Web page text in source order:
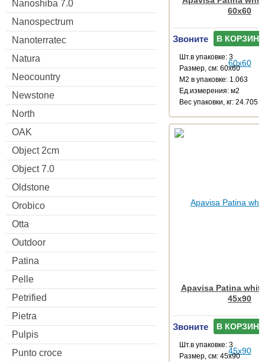
Nanoshiba 7.0
Nanospectrum
Nanoterratec
Natura
Neocountry
Newstone
North
OAK
Object 2cm
Object 7.0
Oldstone
Orobico
Otta
Outdoor
Patina
Pelle
Petrified
Pietra
Pulpis
Punto croce
60x60
Звоните В КОРЗИНУ
Шт.в упаковке: 3
Размер, см: 60x60
М2 в упаковке: 1.063
Ед.измерения: м2
Веc упаковки, кг: 24.705
Apavisa Patina
45x90
Звоните В КОРЗИНУ
Шт.в упаковке: 3
Размер, см: 45x90